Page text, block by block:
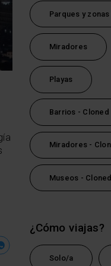
WhatsApp
Parques y
Miradores
Playas
Barrios - Cloned
Miradores -
Museos - Cloned
¿Cómo viajas?
Solo/a